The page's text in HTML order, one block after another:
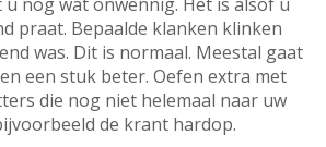
praat. Bepaalde klanken klinken
was. Dit is normaal. Meestal gaat
een stuk beter. Oefen extra met
die nog niet helemaal naar uw
de krant hardop.